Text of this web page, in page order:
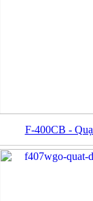
F-400CB -